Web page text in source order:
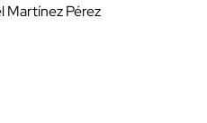
Martínez Pérez